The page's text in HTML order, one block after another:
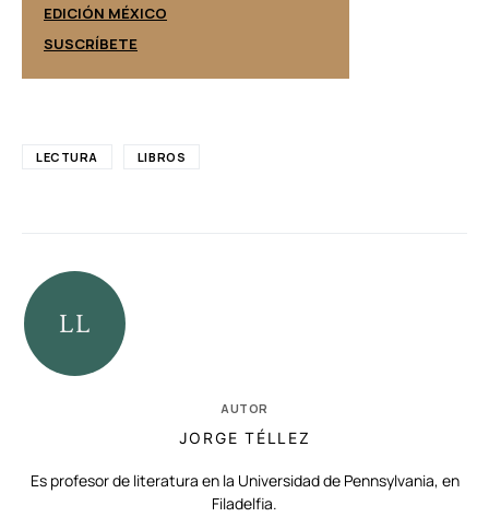
EDICIÓN MÉXICO
SUSCRÍBETE
LECTURA LIBROS
AUTOR
JORGE TÉLLEZ
Es profesor de literatura en la Universidad de Pennsylvania, en
Filadelfia.